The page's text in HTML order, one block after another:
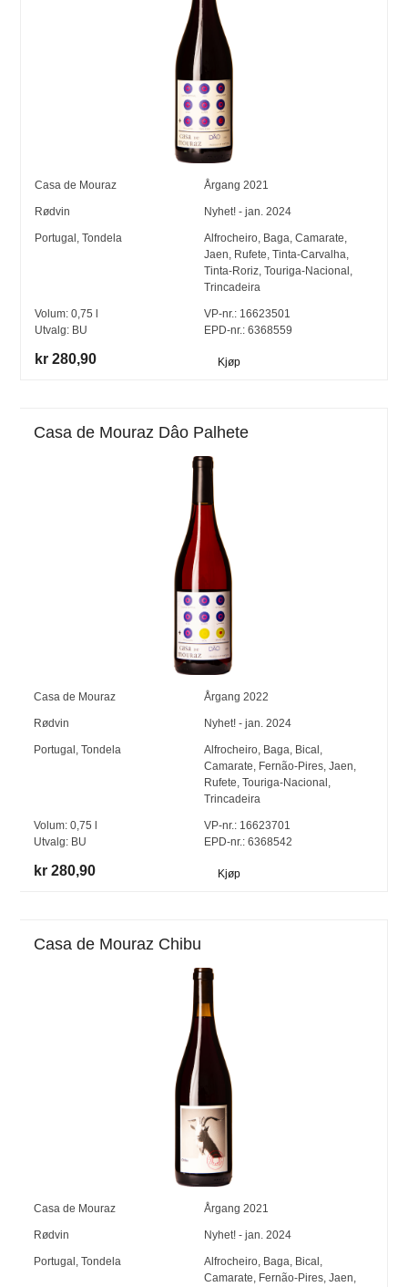
Casa de Mouraz Årgang 2021
Rødvin Nyhet! - jan. 2024
Portugal ,Tondela Alfrocheiro, Baga, Camarate,
Jaen, Rufete, Tinta-Carvalha,
Tinta-Roriz, Touriga-Nacional ,
Trincadeira
Volum:0,75
Utvalg: BU
VP-nr.: 16623501
EPD-nr.: 6368559
kr 280,90 Kjøp
Casa de Mouraz Dâo Palhete
Casa de Mouraz Årgang 2022
Rødvin Nyhet! - jan. 2024
Portugal ,Tondela Alfrocheiro, Baga, Bical ,
Camarate, Fernão-Pires, Jaen,
Rufete, Touriga-Nacional ,
Trincadeira
Volum:0,75
Utvalg: BU
VP-nr.:16623701
EPD-nr.: 6368542
kr 280,90 Kjøp
Casa de Mouraz Chibu
Casa de Mouraz Årgang 2021
Rødvin Nyhet! - jan. 2024
Portugal ,Tondela Alfrocheiro, Baga, Bical ,
Camarate, Fernão-Pires, Jaen,